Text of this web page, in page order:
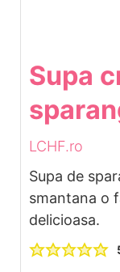
Supa
LCHF.ro
Supa de
smantana o
delicioasa.